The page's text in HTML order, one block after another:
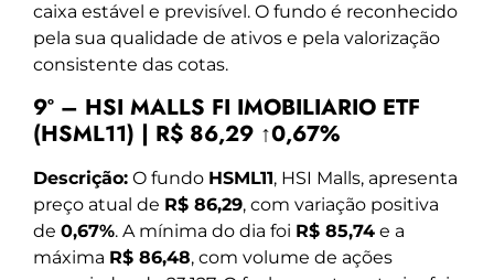
caixa estável e previsível. O fundo é reconhecido
pela sua qualidade de ativos e pela valorização
consistente das cotas.
9º – HSI MALLS FI IMOBILIARIO ETF
(HSML11) | R$ 86,29 ↑0,67%
Descrição: O fundo HSML11, HSI Malls, apresenta
preço atual de R$ 86,29, com variação positiva
de 0,67%. A mínima do dia foi R$ 85,74 e a
máxima R$ 86,48, com volume de ações